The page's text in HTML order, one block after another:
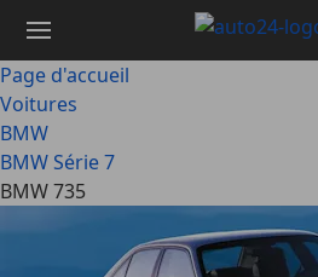
contenu
principal
Page d'accueil
Voitures
BMW
BMW Série 7
BMW 735